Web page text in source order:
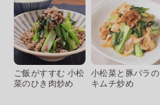
ご飯がすすむ 小松
菜のひき肉炒め
小松菜と豚バラの
キムチ炒め